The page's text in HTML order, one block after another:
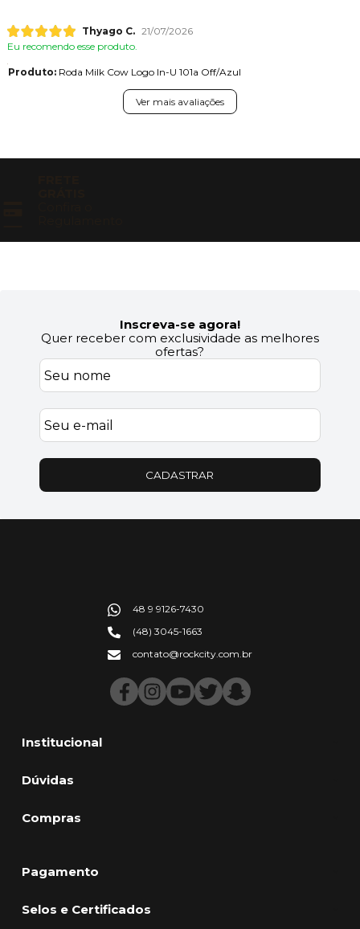
Thyago C. 21/07/2026
Eu recomendo esse produto.
Produto:Roda Milk Cow Logo In-U 101a Off/Azul
Ver mais avaliações
Inscreva-se agora!
Quer receber com exclusividade as melhores
ofertas?
CADASTRAR
Institucional
Dúvidas
Compras
48 9 9126-7430
(48) 3045-1663
contato@rockcity.com.br
Pagamento
Selos e Certificados